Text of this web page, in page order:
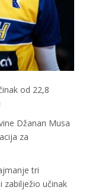
od 22,8
Džanan Musa
za
tri
zabilježio učinak